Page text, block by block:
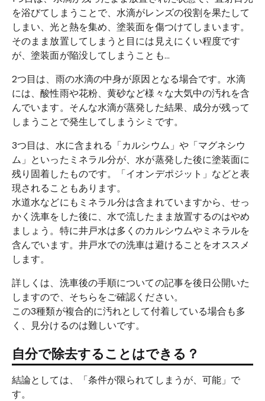
を浴びてしまうことで、水滴がレンズの役割を果たして
しまい、光と熱を集め、塗装面を傷つけてしまいます。
そのまま放置してしまうと目には見えにくい程度です
が、塗装面が陥没してしまうことも…
2つ目は、雨の水滴の中身が原因となる場合です。水滴
には、酸性雨や花粉、黄砂など様々な大気中の汚れを含
んでいます。そんな水滴が蒸発した結果、成分が残って
しまうことで発生してしまうシミです。
3つ目は、水に含まれる「カルシウム」や「マグネシウ
ム」といったミネラル分が、水が蒸発した後に塗装面に
残り固着したものです。「イオンデポジット」などと表
現されることもあります。
水道水などにもミネラル分は含まれていますから、せっ
かく洗車をした後に、水で流したまま放置するのはやめ
ましょう。特に井戸水は多くのカルシウムやミネラルを
含んでいます。井戸水での洗車は避けることをオススメ
します。
詳しくは、洗車後の手順についての記事を後日公開いた
しますので、そちらをご確認ください。
この3種類が複合的に汚れとして付着している場合も多
く、見分けるのは難しいです。
自分で除去することはできる？
結論としては、「条件が限られてしまうが、可能」で
す。